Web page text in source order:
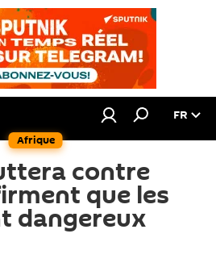
Afrique
FR
contre
que les
dangereux